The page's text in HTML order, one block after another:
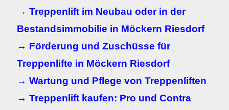
→ Treppenlift im Neubau oder in der
Bestandsimmobilie in Möckern Riesdorf
→ Förderung und Zuschüsse für
Treppenlifte in Möckern Riesdorf
→ Wartung und Pflege von Treppenliften
→ Treppenlift kaufen: Pro und Contra